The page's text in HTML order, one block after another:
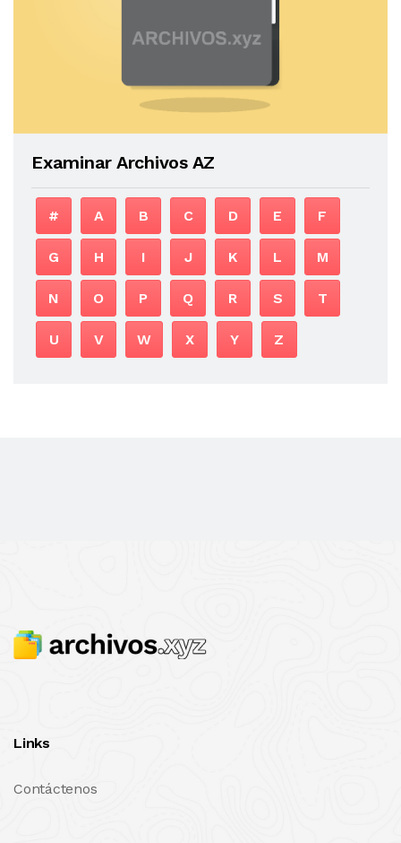
Examinar Archivos AZ
# A B C D E F
G H I J K L M
N O P Q R S T
U V W X Y Z
Links
Contáctenos